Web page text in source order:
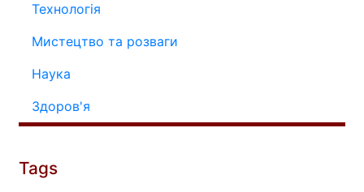
Технологія
Мистецтво та розваги
Наука
Здоров'я
Tags